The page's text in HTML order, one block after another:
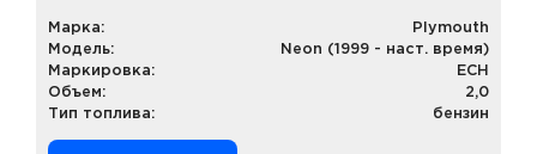
Марка:
Plymouth
Модель:
Neon (1999 - наст. время)
Маркировка:
ECH
Объем:
2,0
Тип топлива:
бензин